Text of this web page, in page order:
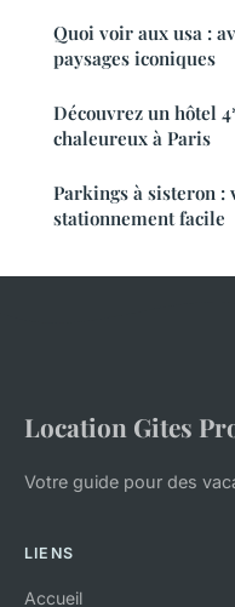
Quoi voir aux usa :
paysages iconiques
Découvrez un hôtel
chaleureux à Paris
Parkings à sisteron :
stationnement facile
Location Gites
Votre guide pour des
LIENS
Accueil